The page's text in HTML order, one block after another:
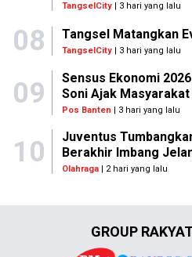
TangselCity| 3 hari yang lalu
08 Tangsel Matangkan
TangselCity | 3 hari yang lalu
09
Sensus Ekonomi
Soni Ajak
Pos Banten | 3 hari yang lalu
10
Juventus
Berakhir Imbang
Olahraga| 2 hari yang lalu
GROUP